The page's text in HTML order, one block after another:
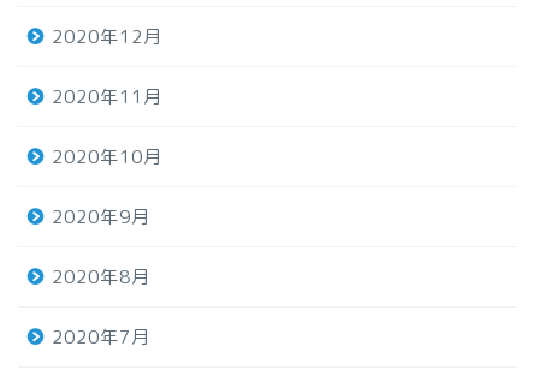
2020年12月
2020年11月
2020年10月
2020年9月
2020年8月
2020年7月